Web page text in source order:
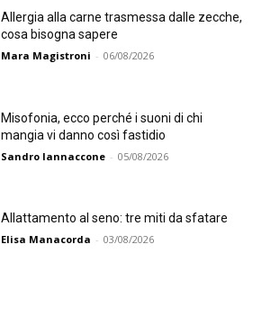
Allergia alla carne trasmessa dalle zecche,
cosa bisogna sapere
Mara Magistroni - 06/08/2026
Misofonia, ecco perché i suoni di chi
mangia vi danno così fastidio
Sandro Iannaccone - 05/08/2026
Allattamento al seno: tre miti da sfatare
Elisa Manacorda - 03/08/2026